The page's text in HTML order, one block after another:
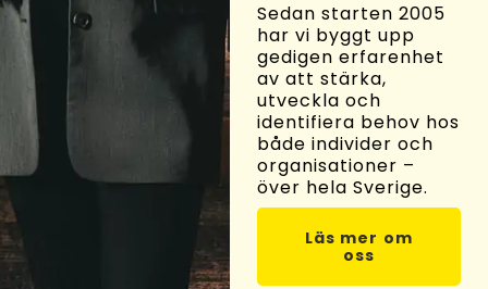
Sedan starten 2005
har vi byggt upp
gedigen erfarenhet
av att stärka,
utveckla och
identifiera behov hos
både individer och
organisationer –
över hela Sverige.
Läs mer om
oss